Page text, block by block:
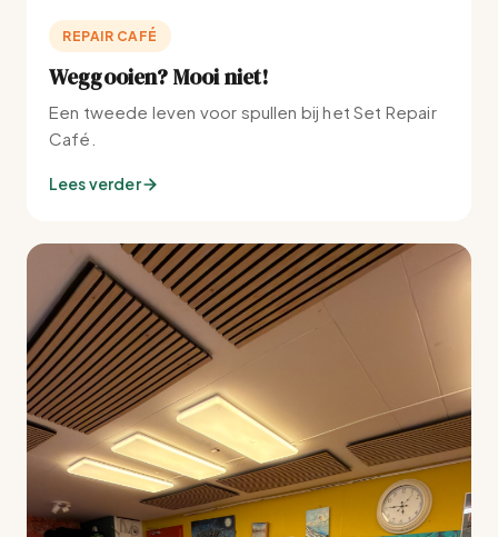
REPAIR CAFÉ
Weggooien? Mooi niet!
Een tweede leven voor spullen bij het Set Repair
Café.
Lees verder